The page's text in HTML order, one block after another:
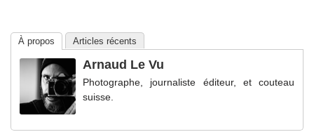
À propos Articles récents
Arnaud Le Vu
Photographe, journaliste éditeur, et couteau
suisse.